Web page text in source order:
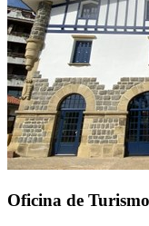
Oficina de